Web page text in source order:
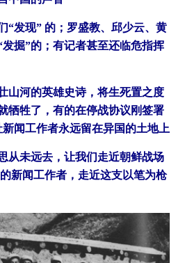
现” 的；罗盛教、邱少云、黄
掘”的；有记者甚至还临危指挥
河的英雄史诗，将生死置之度
牺牲了，有的在停战协议刚签署
闻工作者永远留在异国的土地上
未远去，让我们走近朝鲜战场
新闻工作者，走近这支以笔为枪